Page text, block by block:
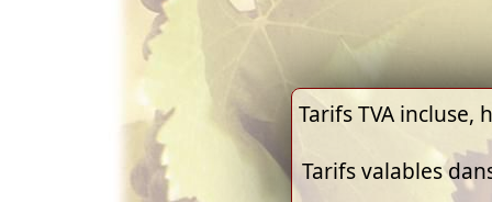
Tarifs TVA
Tarifs valables